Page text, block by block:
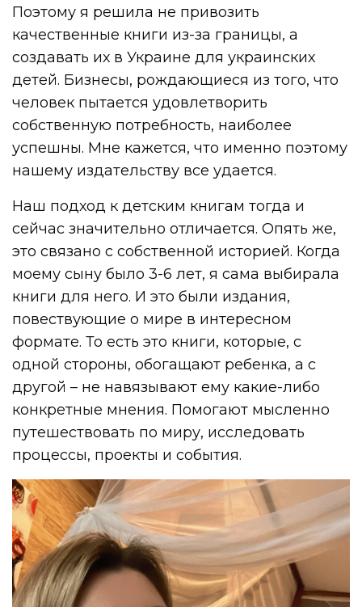
Поэтому я решила не привозить
качественные книги из-за границы, а
создавать их в Украине для украинских
детей. Бизнесы, рождающиеся из того, что
человек пытается удовлетворить
собственную потребность, наиболее
успешны. Мне кажется, что именно поэтому
нашему издательству все удается.
Наш подход к детским книгам тогда и
сейчас значительно отличается. Опять же,
это связано с собственной историей. Когда
моему сыну было 3-6 лет, я сама выбирала
книги для него. И это были издания,
повествующие о мире в интересном
формате. То есть это книги, которые, с
одной стороны, обогащают ребенка, а с
другой – не навязывают ему какие-либо
конкретные мнения. Помогают мысленно
путешествовать по миру, исследовать
процессы, проекты и события.